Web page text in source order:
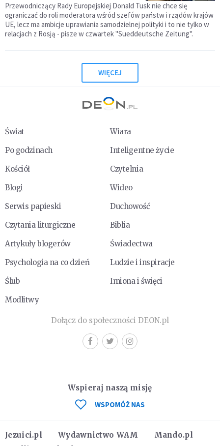
Przewodniczący Rady Europejskiej Donald Tusk nie chce się
ograniczać do roli moderatora wśród szefów państw i rządów krajów
UE, lecz ma ambicje uprawiania samodzielnej polityki i to nie tylko w
relacjach z Rosją - pisze w czwartek "Sueddeutsche Zeitung".
WIĘCEJ
Świat
Wiara
Po godzinach
Inteligentne życie
Kościół
Czytelnia
Blogi
Wideo
Serwis papieski
Duchowość
Czytania liturgiczne
Biblia
Artykuły blogerów
Świadectwa
Psychologia na co dzień
Ludzie i inspiracje
Ślub
Imiona i święci
Modlitwy
Dołącz do społeczności DEON.pl
Jezuici.pl Wydawnictwo WAM
Mando.pl
Wspieraj naszą misję
WSPOMÓŻ NAS